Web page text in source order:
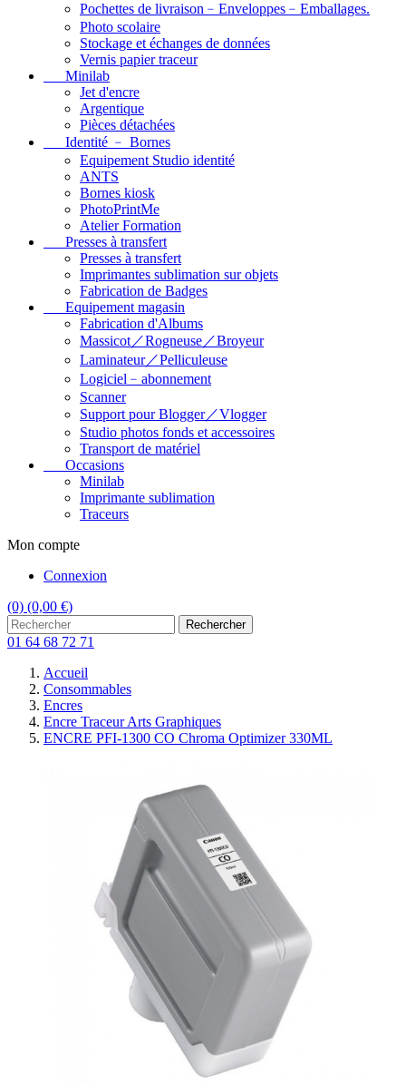
Pochettes de livraison﹣Enveloppes﹣Emballages.
Photo scolaire
Stockage et échanges de données
Vernis papier traceur
Minilab
Jet d'encre
Argentique
Pièces détachées
Identité ﹣ Bornes
Equipement Studio identité
ANTS
Bornes kiosk
PhotoPrintMe
Atelier Formation
Presses à transfert
Presses à transfert
Imprimantes sublimation sur objets
Fabrication de Badges
Equipement magasin
Fabrication d'Albums
Massicot／Rogneuse／Broyeur
Laminateur／Pelliculeuse
Logiciel﹣abonnement
Scanner
Support pour Blogger／Vlogger
Studio photos fonds et accessoires
Transport de matériel
Occasions
Minilab
Imprimante sublimation
Traceurs
Mon compte
Connexion
(0) (0,00 €)
Rechercher
01 64 68 72 71
Accueil
Consommables
Encres
Encre Traceur Arts Graphiques
ENCRE PFI-1300 CO Chroma Optimizer 330ML